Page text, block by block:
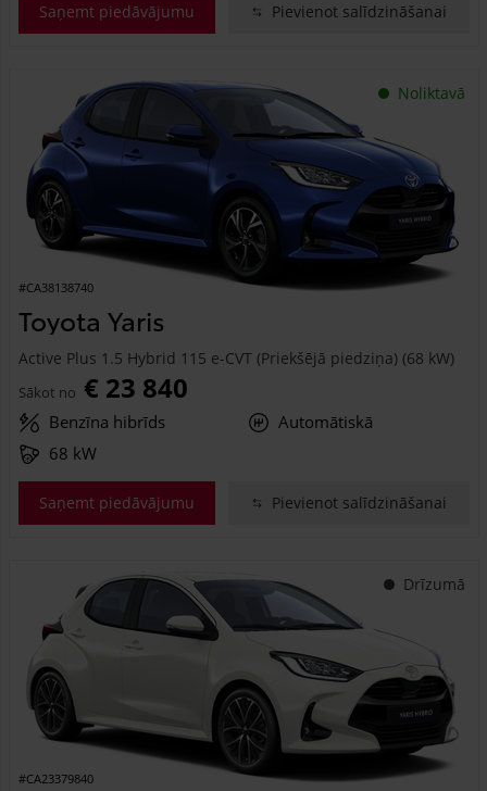
Saņemt piedāvājumu Pievienot salīdzināšanai
Noliktavā
#CA38138740
Toyota Yaris
Active Plus 1.5 Hybrid 115 e-CVT (Priekšējā piedziņa) (68 kW)
Sākot no € 23 840
Benzīna hibrīds
Automātiskā
68 kW
Saņemt piedāvājumu Pievienot salīdzināšanai
Drīzumā
#CA23379840